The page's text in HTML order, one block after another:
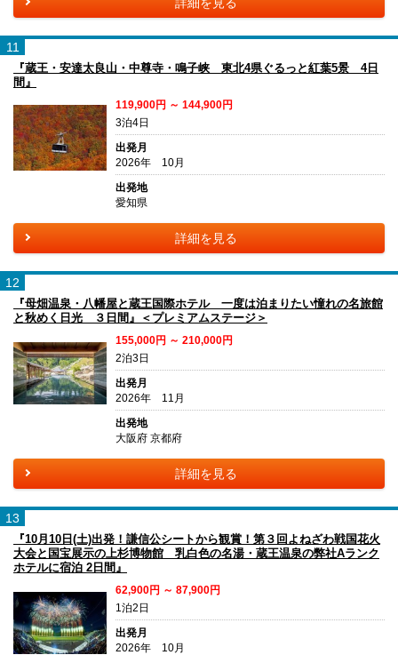
11
『蔵王・安達太良山・中尊寺・鳴子峡 東北4県ぐるっと紅葉5景 4日
間』
119,900円 ～ 144,900円
3泊4日
出発月
2026年 10月
出発地
愛知県
詳細を見る
12
『母畑温泉・八幡屋と蔵王国際ホテル 一度は泊まりたい憧れの名旅館
と秋めく日光 ３日間』＜プレミアムステージ＞
155,000円 ～ 210,000円
2泊3日
出発月
2026年 11月
出発地
大阪府 京都府
詳細を見る
13
『10月10日(土)出発！謙信公シートから観賞！第３回よねざわ戦国花火
大会と国宝展示の上杉博物館 乳白色の名湯・蔵王温泉の弊社Aランク
ホテルに宿泊 2日間』
62,900円 ～ 87,900円
1泊2日
出発月
2026年 10月